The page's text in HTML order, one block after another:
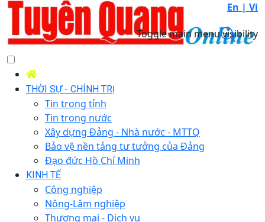
En | Vi
Toggle main menu visibility
THỜI SỰ - CHÍNH TRỊ
Tin trong tỉnh
Tin trong nước
Xây dựng Đảng - Nhà nước - MTTQ
Bảo vệ nền tảng tư tưởng của Đảng
Đạo đức Hồ Chí Minh
KINH TẾ
Công nghiệp
Nông-Lâm nghiệp
Thương mại - Dịch vụ